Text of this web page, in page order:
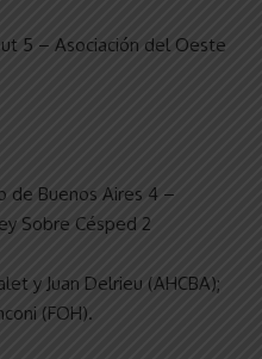
5 – Asociación del Oeste
de Buenos Aires 4 –
Sobre Césped 2
y Juan Delrieu (AHCBA);
(FOH).